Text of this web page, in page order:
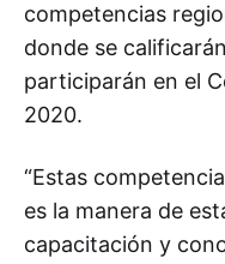
competencias
donde se
participarán en el
2020.
“Estas
es la manera de
capacitación y